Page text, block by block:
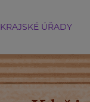
KRAJSKÉ ÚŘADY